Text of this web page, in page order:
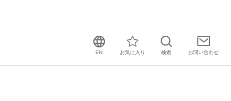
EN お気に入り 検索 お問い合わせ